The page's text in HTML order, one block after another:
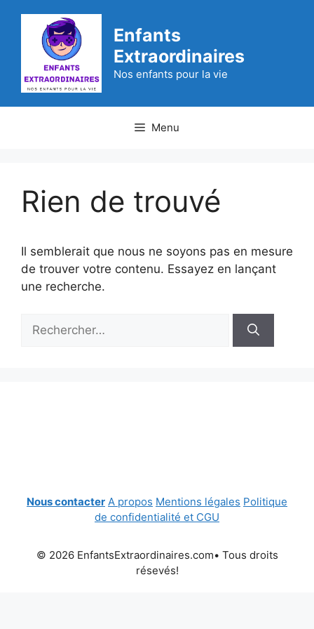
contenu
Enfants
Extraordinaires
Nos enfants pour la vie
Menu
Rien de trouvé
Il semblerait que nous ne soyons pas en mesure
de trouver votre contenu. Essayez en lançant
une recherche.
Nous contacter A propos Mentions légales Politique
de confidentialité et CGU
© 2026 EnfantsExtraordinaires.com• Tous droits
résevés!